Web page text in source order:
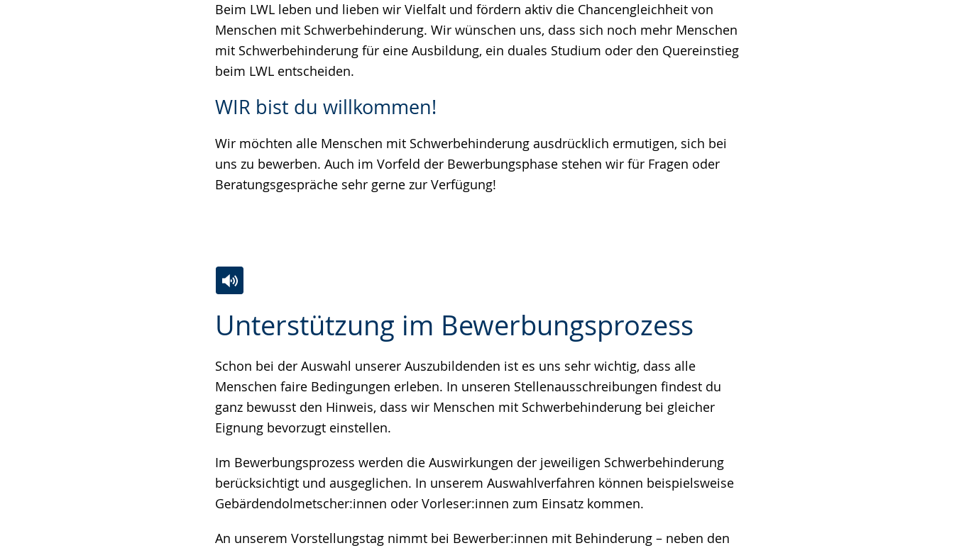
Beim LWL leben und lieben wir Vielfalt und fördern aktiv die Chancengleichheit von
Menschen mit Schwerbehinderung. Wir wünschen uns, dass sich noch mehr Menschen
mit Schwerbehinderung für eine Ausbildung, ein duales Studium oder den Quereinstieg
beim LWL entscheiden.
WIR bist du willkommen!
Wir möchten alle Menschen mit Schwerbehinderung ausdrücklich ermutigen, sich bei
uns zu bewerben. Auch im Vorfeld der Bewerbungsphase stehen wir für Fragen oder
Beratungsgespräche sehr gerne zur Verfügung!
angezeigt.
Unterstützung im Bewerbungsprozess
Schon bei der Auswahl unserer Auszubildenden ist es uns sehr wichtig, dass alle
Menschen faire Bedingungen erleben. In unseren Stellenausschreibungen findest du
ganz bewusst den Hinweis, dass wir Menschen mit Schwerbehinderung bei gleicher
Eignung bevorzugt einstellen.
Im Bewerbungsprozess werden die Auswirkungen der jeweiligen Schwerbehinderung
berücksichtigt und ausgeglichen. In unserem Auswahlverfahren können beispielsweise
Gebärdendolmetscher:innen oder Vorleser:innen zum Einsatz kommen.
An unserem Vorstellungstag nimmt bei Bewerber:innen mit Behinderung – neben den
Leichten
wechseln.
Audio-
Video
Deutscher
Gebärdensprache
wird
angezeigt.